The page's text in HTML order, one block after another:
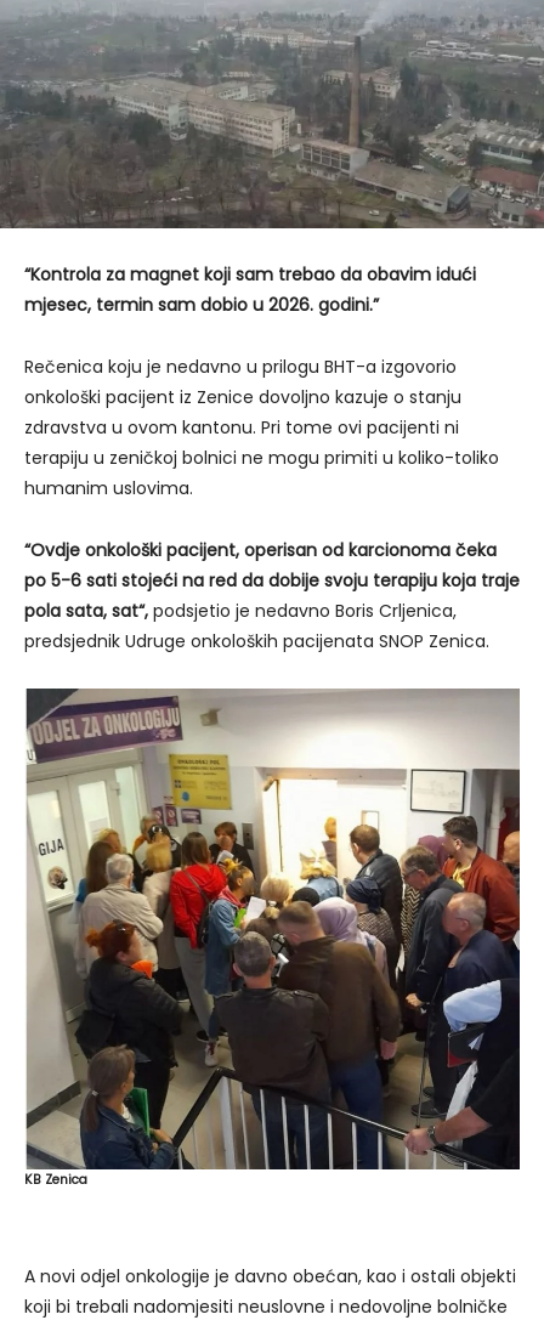
“Kontrola za magnet koji sam trebao da obavim idući
mjesec, termin sam dobio u 2026. godini.”
Rečenica koju je nedavno u prilogu BHT-a izgovorio
onkološki pacijent iz Zenice dovoljno kazuje o stanju
zdravstva u ovom kantonu. Pri tome ovi pacijenti ni
terapiju u zeničkoj bolnici ne mogu primiti u koliko-toliko
humanim uslovima.
“Ovdje onkološki pacijent, operisan od karcionoma čeka
po 5-6 sati stojeći na red da dobije svoju terapiju koja traje
pola sata, sat“, podsjetio je nedavno Boris Crljenica,
predsjednik Udruge onkoloških pacijenata SNOP Zenica.
KB Zenica
A novi odjel onkologije je davno obećan, kao i ostali objekti
koji bi trebali nadomjesiti neuslovne i nedovoljne bolničke